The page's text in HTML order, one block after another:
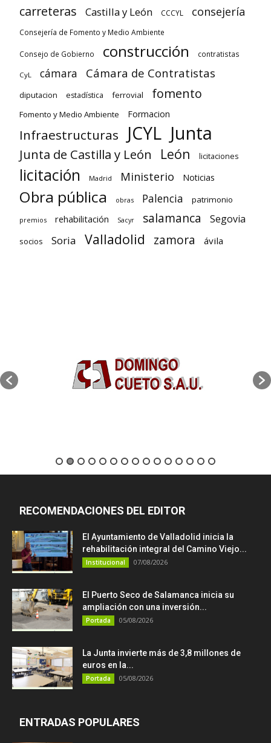
carreteras
Castilla y León CCCYL consejería
Consejería de Fomento y Medio Ambiente
Consejo de Gobierno construcción contratistas
CyL cámara Cámara de Contratistas
diputacion estadística ferrovial fomento
Fomento y Medio Ambiente Formacion
Infraestructuras JCYL Junta
Junta de Castilla y León León licitaciones
licitación Madrid Ministerio Noticias
Obra pública obras Palencia patrimonio
premios rehabilitación Sacyr salamanca Segovia
socios Soria Valladolid zamora ávila
RECOMENDACIONES DEL EDITOR
El Ayuntamiento de Valladolid inicia la
rehabilitación integral del Camino Viejo...
Institucional 07/08/2026
El Puerto Seco de Salamanca inicia su
ampliación con una inversión...
Portada 05/08/2026
La Junta invierte más de 3,8 millones de
euros en la...
Portada 05/08/2026
ENTRADAS POPULARES